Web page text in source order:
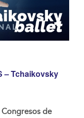
– Tchaikovsky
Congresos de